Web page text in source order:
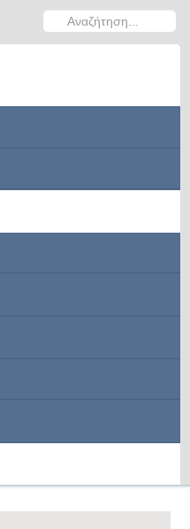
Αναζήτηση...